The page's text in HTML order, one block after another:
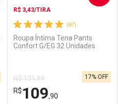
Comprar sem Desconto
Por R$ 84,99/cada
Comprar sem Desconto
Por R$ 84,99/cada
(87)
R$ 3,43/TIRA
Roupa Íntima Tena Pants
Confort G/EG 32 Unidades
R$ 131,99
R$109,90
17% OFF